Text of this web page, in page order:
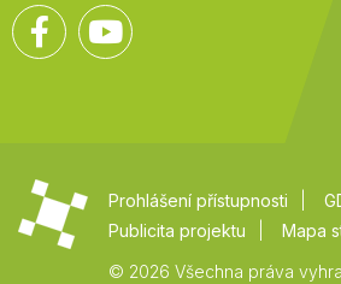
Facebook
Prohlášení přístupnosti
Publicita projektu
Mapa
© 2026 Všechna práva